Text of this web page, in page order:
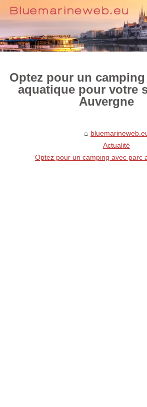
Optez pour un
aquatique pour votre
Auvergne
Actualité
Optez pour un camping avec parc